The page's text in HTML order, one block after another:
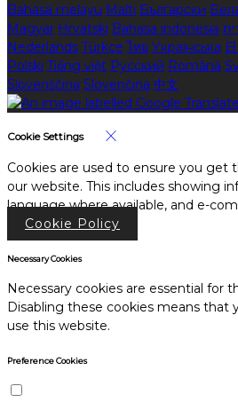
Bahasa melayu Malti Български
Magyar Hrvatski Bahasa indonesia
Nederlands Türkçe ไทย Українська
Polski Tiếng việt Русский Română
Slovenščina Slovenčina 中文
Cookie Settings
Cookies are used to ensure you get
our website. This includes showing
language where available, and e-
Cookie Policy
Necessary Cookies
Necessary cookies are essential for
Disabling these cookies means that
use this website.
Preference Cookies